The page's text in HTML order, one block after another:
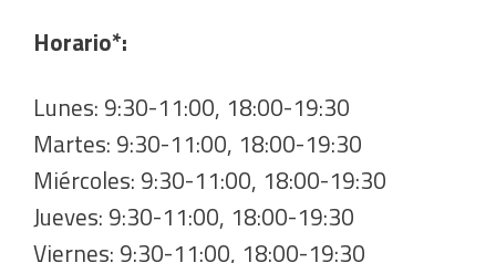
Horario*:
Lunes: 9:30-11:00, 18:00-19:30
Martes: 9:30-11:00, 18:00-19:30
Miércoles: 9:30-11:00, 18:00-19:30
Jueves: 9:30-11:00, 18:00-19:30
Viernes: 9:30-11:00, 18:00-19:30